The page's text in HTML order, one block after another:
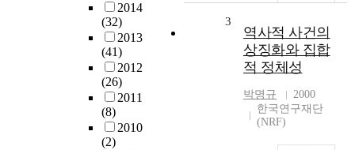
2014
(32)
2013
(41)
2012
(26)
2011
(8)
2010
(2)
3
역사적 사건의
상징화와 집합
적 정체성
박명규
2000
한국연구재단
(NRF)